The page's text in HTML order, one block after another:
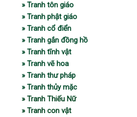
» Tranh tôn giáo
» Tranh phật giáo
» Tranh cổ điển
» Tranh gắn đồng hồ
» Tranh tĩnh vật
» Tranh vẽ hoa
» Tranh thư pháp
» Tranh thủy mặc
» Tranh Thiếu Nữ
» Tranh con vật